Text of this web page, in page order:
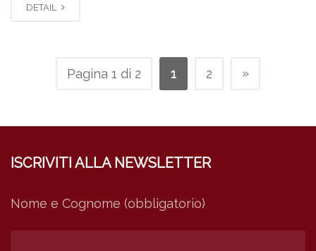
DETAIL
Pagina 1 di 2 1 2 »
ISCRIVITI ALLA NEWSLETTER
Nome e Cognome (obbligatorio)